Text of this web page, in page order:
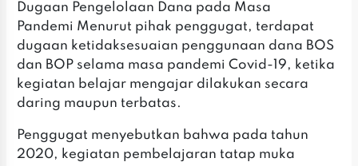
Dugaan Pengelolaan Dana pada Masa
Pandemi Menurut pihak penggugat, terdapat
dugaan ketidaksesuaian penggunaan dana BOS
dan BOP selama masa pandemi Covid-19, ketika
kegiatan belajar mengajar dilakukan secara
daring maupun terbatas.
Penggugat menyebutkan bahwa pada tahun
2020, kegiatan pembelajaran tatap muka